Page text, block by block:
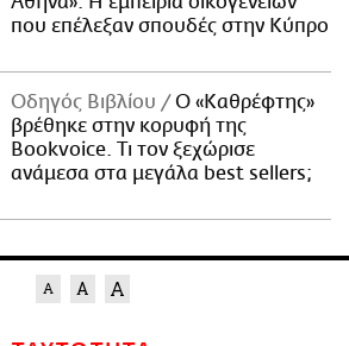
που επέλεξαν σπουδές στην Κύπρο
Οδηγός Βιβλίου
Ο «Καθρέφτης»
βρέθηκε στην κορυφή της
Bookvoice. Τι τον ξεχώρισε
ανάμεσα στα μεγάλα best sellers;